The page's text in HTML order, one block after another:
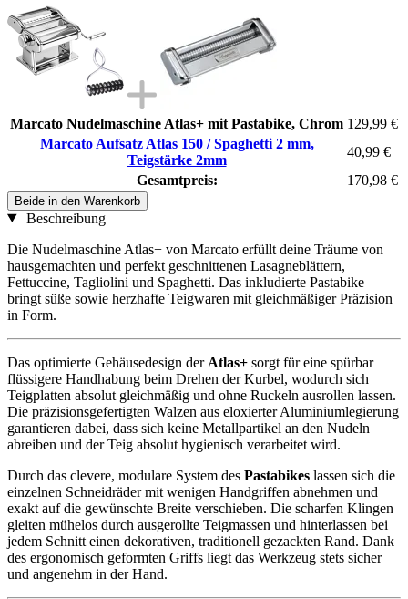
Marcato Nudelmaschine Atlas+ mit Pastabike, Chrom 129,99 €
Marcato Aufsatz Atlas 150 / Spaghetti 2 mm,
Teigstärke 2mm
40,99 €
Gesamtpreis:
170,98 €
Beide in den Warenkorb
Beschreibung
Die Nudelmaschine Atlas+ von Marcato erfüllt deine Träume von
hausgemachten und perfekt geschnittenen Lasagneblättern,
Fettuccine, Tagliolini und Spaghetti. Das inkludierte Pastabike
bringt süße sowie herzhafte Teigwaren mit gleichmäßiger Präzision
in Form.
Das optimierte Gehäusedesign der Atlas+ sorgt für eine spürbar
flüssigere Handhabung beim Drehen der Kurbel, wodurch sich
Teigplatten absolut gleichmäßig und ohne Ruckeln ausrollen lassen.
Die präzisionsgefertigten Walzen aus eloxierter Aluminiumlegierung
garantieren dabei, dass sich keine Metallpartikel an den Nudeln
abreiben und der Teig absolut hygienisch verarbeitet wird.
Durch das clevere, modulare System des Pastabikes lassen sich die
einzelnen Schneidräder mit wenigen Handgriffen abnehmen und
exakt auf die gewünschte Breite verschieben. Die scharfen Klingen
gleiten mühelos durch ausgerollte Teigmassen und hinterlassen bei
jedem Schnitt einen dekorativen, traditionell gezackten Rand. Dank
des ergonomisch geformten Griffs liegt das Werkzeug stets sicher
und angenehm in der Hand.